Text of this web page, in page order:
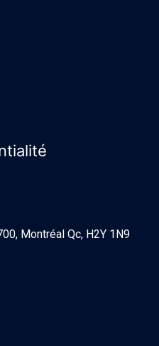
Montréal Qc, H2Y 1N9